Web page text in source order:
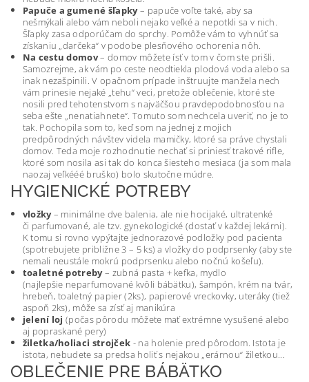
Papuče a gumené šľapky– papuče voľte také, aby sa
nešmýkali alebo vám neboli nejako veľké a nepotkli sa v nich.
Šľapky zasa odporúčam do sprchy. Pomôže vám to vyhnúť sa
získaniu „darčeka“ v podobe plesňového ochorenia nôh.
Na cestu domov– domov môžete ísť v tom v čom ste prišli.
Samozrejme, ak vám po ceste neodtiekla plodová voda alebo sa
inak nezašpinili. V opačnom prípade inštruujte manžela nech
vám prinesie nejaké „tehu“ veci, pretože oblečenie, ktoré ste
nosili pred tehotenstvom s najväčšou pravdepodobnosťou na
seba ešte „nenatiahnete“. Tomuto som nechcela uveriť, no je to
tak. Pochopila som to, keď som na jednej z mojich
predpôrodných návštev videla mamičky, ktoré sa práve chystali
domov. Teda moje rozhodnutie nechať si priniesť trakové rifle,
ktoré som nosila asi tak do konca šiesteho mesiaca (ja som mala
naozaj veľkééé bruško) bolo skutočne múdre.
HYGIENICKÉ POTREBY
vložky– minimálne dve balenia, ale nie hocijaké, ultratenké
či parfumované, ale tzv. gynekologické (dostať v každej lekárni).
K tomu si rovno vypýtajte jednorazové podložky pod pacienta
(spotrebujete približne 3 – 5 ks) a vložky do podprsenky (aby ste
nemali neustále mokrú podprsenku alebo nočnú košeľu).
toaletné potreby– zubná pasta + kefka, mydlo
(najlepšie neparfumované kvôli bábätku), šampón, krém na tvár,
hrebeň,toaletný papier (2ks), papierové vreckovky, uteráky (tiež
aspoň 2ks), môže sa zísť aj manikúra
jelení loj (počas pôrodu môžete mať extrémne vysušené alebo
aj popraskané pery)
žiletka/holiaci strojček - na holenie pred pôrodom. Istota je
istota, nebudete sa predsa holiť s nejakou „erárnou“ žiletkou...
OBLEČENIE PRE BÁBÄTKO